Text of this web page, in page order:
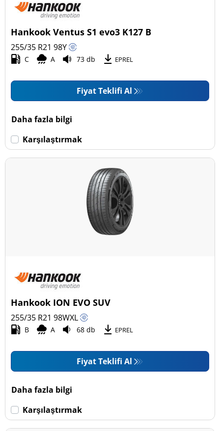
Hankook Ventus S1 evo3 K127 B
255/35 R2198Y
C A 73 db EPREL
Fiyat Teklifi Al
Daha fazla bilgi
Karşılaştırmak
Hankook ION EVO SUV
255/35 R2198WXL
B A 68 db EPREL
Fiyat Teklifi Al
Daha fazla bilgi
Karşılaştırmak